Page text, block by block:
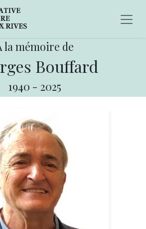
la mémoire de
Bouffard
1940 - 2025